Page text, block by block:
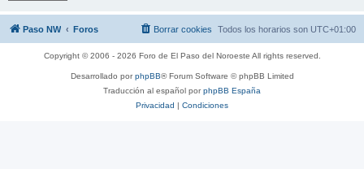
Paso NW Foros Todos los horarios son UTC+01:00
Borrar cookies
Copyright © 2006 - 2026 Foro de El Paso del Noroeste All rights reserved.
Desarrollado porphpBB® Forum Software © phpBB Limited
Traducción al español porphpBB España
Privacidad | Condiciones